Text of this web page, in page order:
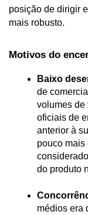
posição de dirigir
mais robusto.
Motivos do
Baixo
de
volumes de
oficiais de
anterior à
pouco mais
do produto
médios era